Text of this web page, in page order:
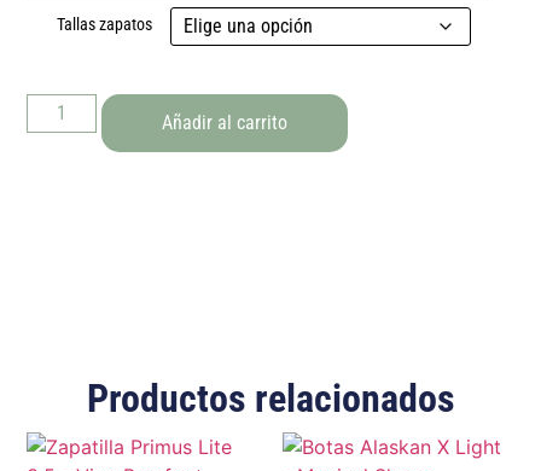
Tallas zapatos
Añadir al carrito
Productos relacionados